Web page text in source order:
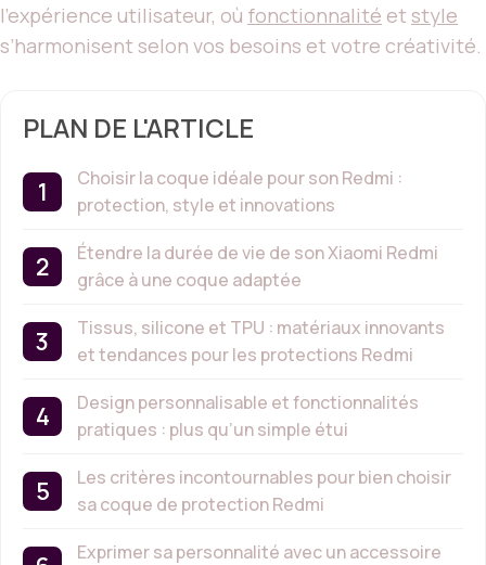
l’expérience utilisateur, où fonctionnalité et style
s’harmonisent selon vos besoins et votre créativité.
PLAN DE L'ARTICLE
Choisir la coque idéale pour son Redmi :
protection, style et innovations
Étendre la durée de vie de son Xiaomi Redmi
grâce à une coque adaptée
Tissus, silicone et TPU : matériaux innovants
et tendances pour les protections Redmi
Design personnalisable et fonctionnalités
pratiques : plus qu’un simple étui
Les critères incontournables pour bien choisir
sa coque de protection Redmi
Exprimer sa personnalité avec un accessoire